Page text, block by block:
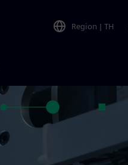
Region | TH